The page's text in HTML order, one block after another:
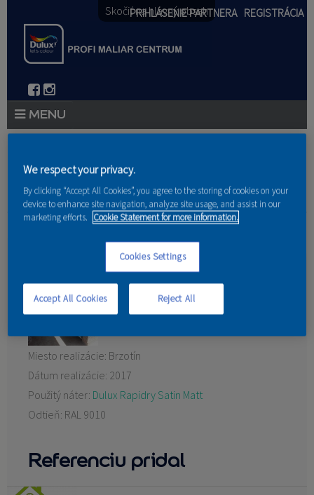
Skočiť na hlavný obsah
PRIHLÁSENIE PARTNERA REGISTRÁCIA
PRODUKTOVÉ NOVINKY 2026
PORADENSTVO
AKCIE A NOVINKY
PARTNERI
KONTAKT
Nachádzate sa tu
Domov»Referencie»Marián Kolesár
Náter dvierok
Miesto realizácie: Brzotín
Dátum realizácie: 2017
Použitý náter: Dulux Rapidry Satin Matt
Odtieň: RAL 9010
Referenciu pridal
We respect your privacy.
By clicking “Accept All Cookies”, you agree to the storing of cookies on your
device to enhance site navigation, analyze site usage, and assist in our
marketing efforts. Cookie Statement for more information.
Cookies Settings
Reject All
Accept All Cookies